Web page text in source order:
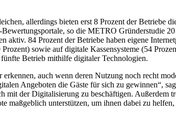
allerdings bieten erst 8 Prozent der Betriebe
so die METRO Gründerstudie
aktiv. 84 Prozent der Betriebe haben eigene
sowie auf digitale Kassensysteme (54
Betrieb mithilfe digitaler Technologien.
auch wenn deren Nutzung noch recht
Angeboten die Gäste für sich zu gewinnen“,
der Digitalisierung zu beschäftigen. Außerdem
maßgeblich unterstützen, um ihnen dabei zu